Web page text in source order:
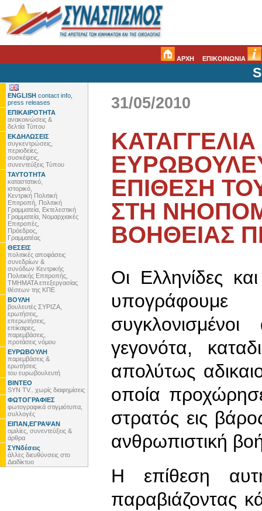
ΑΡΧΗ ΕΠΙΚΟΙΝΩΝΙΑ
ENGLISH contact info,
press releases
ΕΠΙΚΑΙΡΟΤΗΤΑ
ανακοινώσεις &
δελτία Τύπου
ΕΚΔΗΛΩΣΕΙΣ
συγκεντρώσεις,
περιοδείες,
συσκέψεις,
συνεντεύξεις Τύπου
ΤΑΥΤΟΤΗΤΑ
καταστατικό,
ιστορικό,
Κεντρική Πολιτική
Επιτροπή, Πολιτική
Γραμματεία, Εκτελεστική
Γραμματεία, Νομαρχιακές
Επιτροπές,
Πρόεδρος,
Γραμματέας
ΘΕΣΕΙΣ
πολιτικές αποφάσεις
συνεδρίων &
συνόδων Κεντρικής
Πολιτικής Επιτροπής,
ΤΜΗΜΑΤΑ επεξεργασίας
θέσεων της ΚΠΕ
ΒΟΥΛΗ
βουλευτές ΣΥΡΙΖΑ,
ερωτήσεις,
επερωτήσεις,
επίκαιρες,
παρεμβάσεις,
προτάσεις νόμου
ΕΥΡΩΒΟΥΛΗ
παρεμβάσεις &
ερωτήσεις
του ευρωβουλευτή
ΒΙΝΤΕΟ
SYN TV.. χωρίς διαφημίσεις
ΦΩΤΟΓΡΑΦΙΕΣ
φωτογραφικά στιγμιότυπα,
συλλογές
ΕΙΠΑΝ,ΕΓΡΑΨΑΝ
ομιλίες, συνεντεύξεις &
άρθρα
ΣΥΝδέσεις
άλλες διευθύνσεις στο
Διαδίκτυο
31/05/2010
ΕΠΙΘΕΣΗ
ΣΤΗ
ΒΟΗΘΕΙΑΣ
Οι Ελληνίδες
γεγονότα,
απολύτως
οποία
στρατός εις
ανθρωπιστική
Η επίθεση
παραβιάζοντας